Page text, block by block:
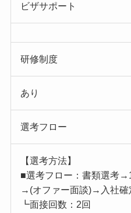
ビザサポート
研修制度
あり
選考フロー
【選考方法】
■選考フロー：書類選考
→(オファー面談)→入社確
┗面接回数：2回